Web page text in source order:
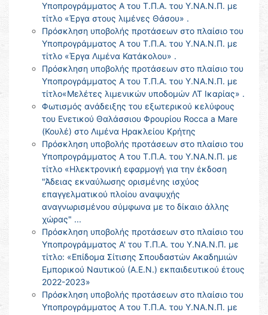
Υποπρογράμματος Α του Τ.Π.Α. του Υ.ΝΑ.Ν.Π. με
τίτλο «Έργα στους λιμένες Θάσου» .
Πρόσκληση υποβολής προτάσεων στο πλαίσιο του
Υποπρογράμματος Α του Τ.Π.Α. του Υ.ΝΑ.Ν.Π. με
τίτλο «Έργα Λιμένα Κατάκολου» .
Πρόσκληση υποβολής προτάσεων στο πλαίσιο του
Υποπρογράμματος Α του Τ.Π.Α. του Υ.ΝΑ.Ν.Π. με
τίτλο«Μελέτες λιμενικών υποδομών ΛΤ Ικαρίας» .
Φωτισμός ανάδειξης του εξωτερικού κελύφους
του Ενετικού Θαλάσσιου Φρουρίου Rocca a Mare
(Κουλέ) στο Λιμένα Ηρακλείου Κρήτης
Πρόσκληση υποβολής προτάσεων στο πλαίσιο του
Υποπρογράμματος Α του Τ.Π.Α. του Υ.ΝΑ.Ν.Π. με
τίτλο «Ηλεκτρονική εφαρμογή για την έκδοση
"Άδειας εκναύλωσης ορισμένης ισχύος
επαγγελματικού πλοίου αναψυχής
αναγνωρισμένου σύμφωνα με το δίκαιο άλλης
χώρας" ...
Πρόσκληση υποβολής προτάσεων στο πλαίσιο του
Υποπρογράμματος Α' του Τ.Π.Α. του Υ.ΝΑ.Ν.Π. με
τίτλο: «Επίδομα Σίτισης Σπουδαστών Ακαδημιών
Εμπορικού Ναυτικού (Α.Ε.Ν.) εκπαιδευτικού έτους
2022-2023»
Πρόσκληση υποβολής προτάσεων στο πλαίσιο του
Υποπρογράμματος Α του Τ.Π.Α. του Υ.ΝΑ.Ν.Π. με